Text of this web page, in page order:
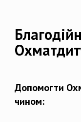
Допомогти
чином: